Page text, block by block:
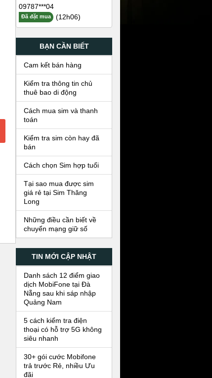
09787***04
Đã đặt mua (12h06)
BẠN CẦN BIẾT
Cam kết bán hàng
Kiểm tra thông tin chủ
thuê bao di động
Cách mua sim và thanh
toán
Kiểm tra sim còn hay đã
bán
Cách chọn Sim hợp tuổi
Tại sao mua được sim
giá rẻ tại Sim Thăng
Long
Những điều cần biết về
chuyển mạng giữ số
TIN MỚI CẬP NHẬT
Danh sách 12 điểm giao
dịch MobiFone tại Đà
Nẵng sau khi sáp nhập
Quảng Nam
5 cách kiểm tra điện
thoại có hỗ trợ 5G không
siêu nhanh
30+ gói cước Mobifone
trả trước Rẻ, nhiều Ưu
đãi